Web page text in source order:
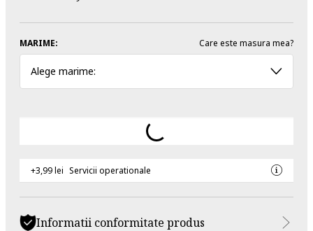
MARIME: Care este masura mea?
Alege marime:
+3,99 lei Servicii operationale
Informatii conformitate produs